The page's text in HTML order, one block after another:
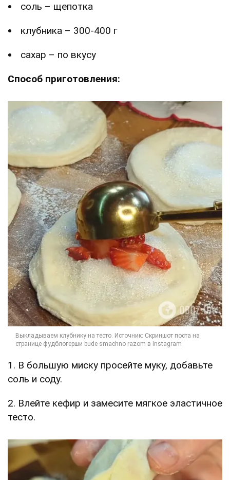
соль – щепотка
клубника – 300-400 г
сахар – по вкусу
Способ приготовления:
1. В большую миску просейте муку, добавьте
соль и соду.
2. Влейте кефир и замесите мягкое эластичное
тесто.